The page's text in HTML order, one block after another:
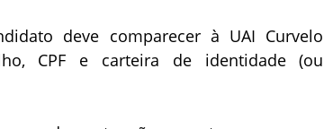
deve comparecer à UAI Curvelo
CPF e carteira de identidade (ou